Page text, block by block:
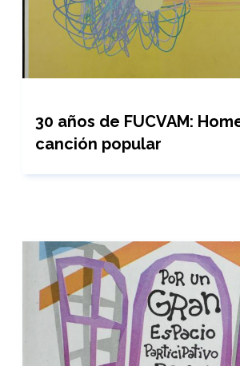
30 años de FUCVAM:
canción popular